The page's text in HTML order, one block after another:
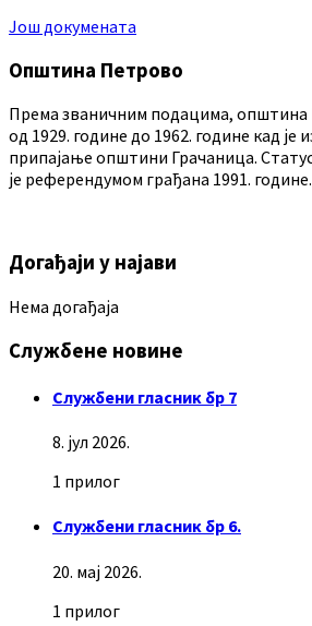
Још докумената
Општина Петрово
Према званичним подацима, општина
од 1929. године до 1962. године кад
припајање општини Грачаница.
је референдумом грађана 1991. године.
Догађаји у најави
Нема догађаја
Службене новине
Службени гласник бр 7
8. јул 2026.
1 прилог
Службени гласник бр 6.
20. мај 2026.
1 прилог